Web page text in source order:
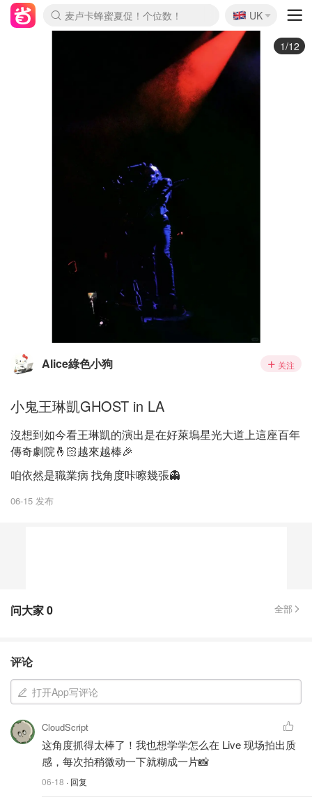
Prada/Miu 4.8折！
🇬🇧
UK
2/12
Alice綠色小狗 关注
小鬼王琳凱GHOST in LA
沒想到如今看王琳凱的演出是在好萊塢星光大道上這座百年
傳奇劇院🤞🏻越來越棒🎉
咱依然是職業病 找角度咔嚓幾張👻
06-15 发布
问大家0 全部
评论
打开App写评论
CloudScript
这角度抓得太棒了！我也想学学怎么在 Live 现场拍出质
感，每次拍稍微动一下就糊成一片📸
06-18 · 回复